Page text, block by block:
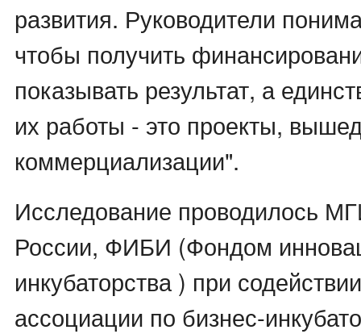
развития. Руководители
чтобы получить
показывать результат, а
их работы - это проекты,
коммерциализации".
Исследование проводилось
России, ФИБИ (Фондом
инкубаторства ) при
ассоциации по бизнес-